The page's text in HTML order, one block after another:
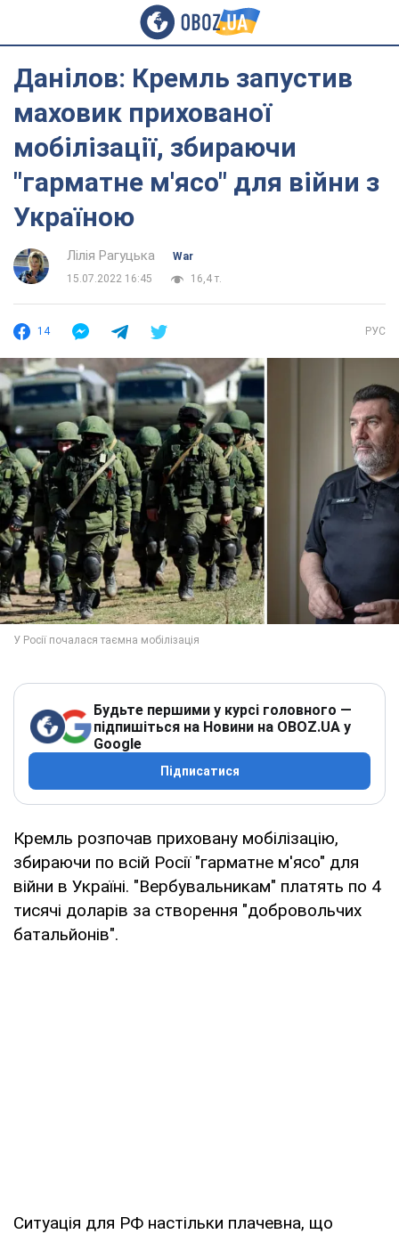
Данілов: Кремль запустив
маховик прихованої
мобілізації, збираючи
"гарматне м'ясо" для війни з
Україною
Лілія Рагуцька
War
15.07.2022 16:45
16,4 т.
14 РУС
Будьте першими у курсі головного —
підпишіться на Новини на OBOZ.UA у
Google
Підписатися
Кремль розпочав приховану мобілізацію,
збираючи по всій Росії "гарматне м'ясо" для
війни в Україні. "Вербувальникам" платять по 4
тисячі доларів за створення "добровольчих
батальйонів".
Ситуація для РФ настільки плачевна, що